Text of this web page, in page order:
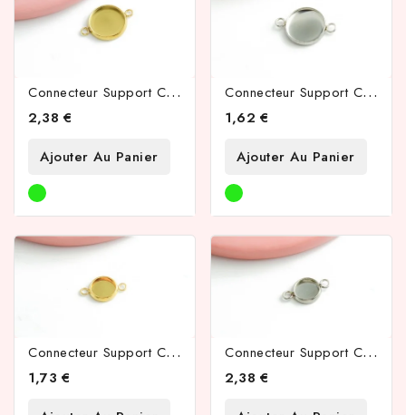
C
Onnecteur Support Cabochon 12mm Acier Inoxydable Couleur Or
2,38 €
Ajouter Au Panier
C
Onnecteur Support Cabochon 12mm Acier Inoxydable
1,62 €
Ajouter Au Panier
C
Onnecteur Support Cabochon 8mm Acier Inoxydable Couleur Or
1,73 €
C
Onnecteur Support Cabochon 8mm Acier Inoxydable
2,38 €